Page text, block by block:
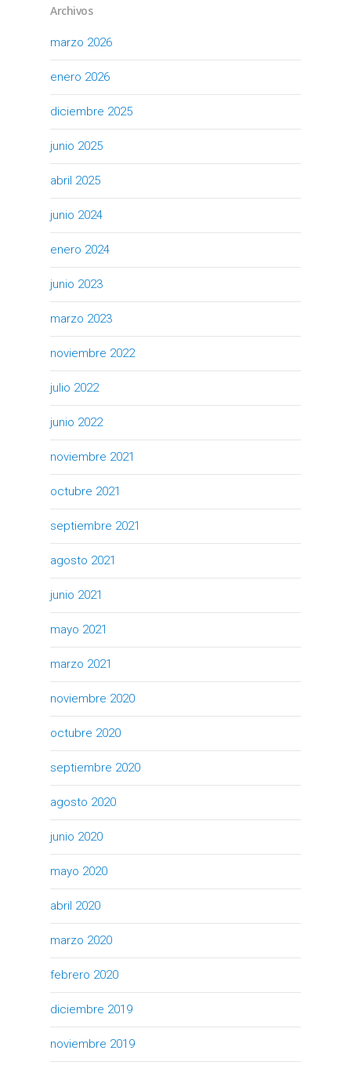
Archivos
marzo 2026
enero 2026
diciembre 2025
junio 2025
abril 2025
junio 2024
enero 2024
junio 2023
marzo 2023
noviembre 2022
julio 2022
junio 2022
noviembre 2021
octubre 2021
septiembre 2021
agosto 2021
junio 2021
mayo 2021
marzo 2021
noviembre 2020
octubre 2020
septiembre 2020
agosto 2020
junio 2020
mayo 2020
abril 2020
marzo 2020
febrero 2020
diciembre 2019
noviembre 2019